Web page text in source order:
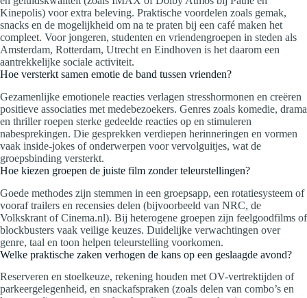
Kinepolis) voor extra beleving. Praktische voordelen zoals gemak,
snacks en de mogelijkheid om na te praten bij een café maken het
compleet. Voor jongeren, studenten en vriendengroepen in steden als
Amsterdam, Rotterdam, Utrecht en Eindhoven is het daarom een
aantrekkelijke sociale activiteit.
Hoe versterkt samen emotie de band tussen vrienden?
Gezamenlijke emotionele reacties verlagen stresshormonen en creëren
positieve associaties met medebezoekers. Genres zoals komedie, drama
en thriller roepen sterke gedeelde reacties op en stimuleren
nabesprekingen. Die gesprekken verdiepen herinneringen en vormen
vaak inside-jokes of onderwerpen voor vervolguitjes, wat de
groepsbinding versterkt.
Hoe kiezen groepen de juiste film zonder teleurstellingen?
Goede methodes zijn stemmen in een groepsapp, een rotatiesysteem of
vooraf trailers en recensies delen (bijvoorbeeld van NRC, de
Volkskrant of Cinema.nl). Bij heterogene groepen zijn feelgoodfilms of
blockbusters vaak veilige keuzes. Duidelijke verwachtingen over
genre, taal en toon helpen teleurstelling voorkomen.
Welke praktische zaken verhogen de kans op een geslaagde avond?
Reserveren en stoelkeuze, rekening houden met OV-vertrektijden of
parkeergelegenheid, en snackafspraken (zoals delen van combo’s en